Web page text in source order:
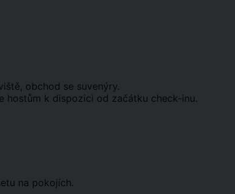
obchod se suvenýry.
hostům k dispozici od začátku check-inu.
na pokojích.